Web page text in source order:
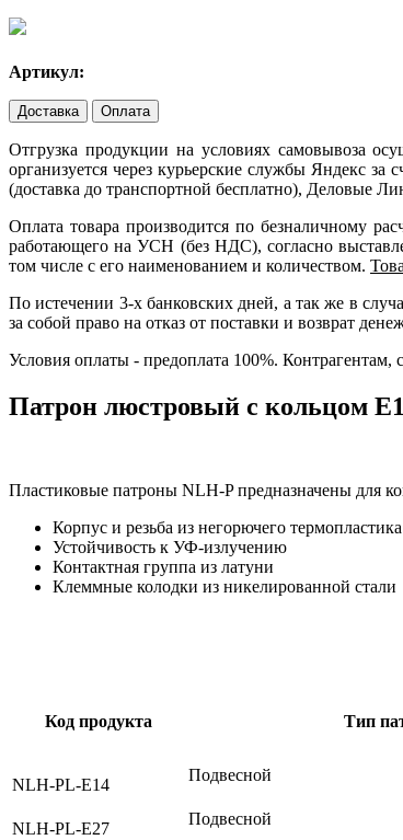
Артикул:
Доставка Оплата
Отгрузка продукции на условиях самовывоза
организуется через курьерские службы Яндекс
(доставка до транспортной бесплатно), Деловые
Оплата товара производится по безналичному
работающего на УСН (без НДС), согласно
том числе с его наименованием и количеством.
По истечении 3-х банковских дней, а так же в
за собой право на отказ от поставки и возврат
Условия оплаты - предоплата 100%.
Патрон люстровый с кольцом
Пластиковые патроны NLH-P предназначены для
Корпус и резьба из негорючего термопластика
Устойчивость к УФ-излучению
Контактная группа из латуни
Клеммные колодки из никелированной стали
Код продукта Тип
NLH-PL-E14
Подвесной
NLH-PL-E27
Подвесной